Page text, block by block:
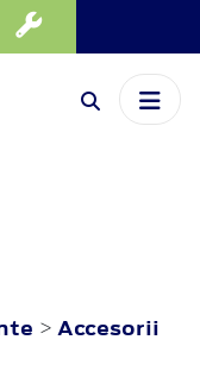
> Accesorii